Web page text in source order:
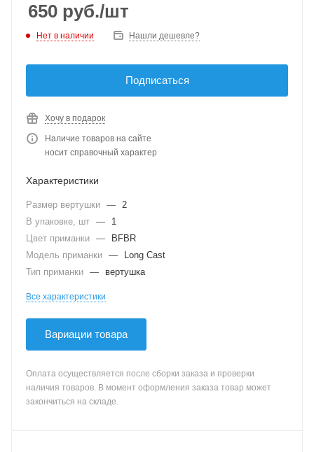
650 руб./шт
Нет в наличии Нашли дешевле?
Подписаться
Хочу в подарок
Наличие товаров на сайте
носит справочный характер
Характеристики
Размер вертушки — 2
В упаковке, шт —
1
Цвет приманки —
BFBR
Модель приманки —
Long Cast
Тип приманки — вертушка
Все характеристики
Вариации товара
Оплата осуществляется после сборки заказа и проверки
наличия товаров. В момент оформления заказа товар может
закончиться на складе.